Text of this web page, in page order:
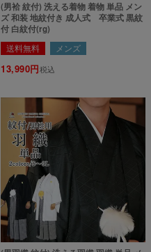
(男袷 紋付) 洗える着物 着物 単品 メン
ズ 和装 地紋付き 成人式 卒業式 黒紋
付 白紋付(rg)
送料無料 メンズ
13,990 税込